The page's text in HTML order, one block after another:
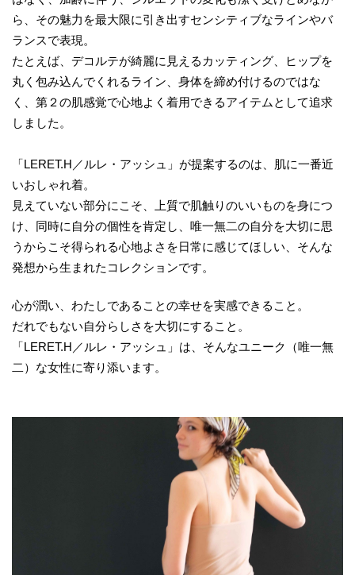
ら、その魅力を最大限に引き出すセンシティブなラインやバ
ランスで表現。
たとえば、デコルテが綺麗に見えるカッティング、ヒップを
丸く包み込んでくれるライン、身体を締め付けるのではな
く、第２の肌感覚で心地よく着用できるアイテムとして追求
しました。
「LERET.H／ルレ・アッシュ」が提案するのは、肌に一番近
いおしゃれ着。
見えていない部分にこそ、上質で肌触りのいいものを身につ
け、同時に自分の個性を肯定し、唯一無二の自分を大切に思
うからこそ得られる心地よさを日常に感じてほしい、そんな
発想から生まれたコレクションです。
心が潤い、わたしであることの幸せを実感できること。
だれでもない自分らしさを大切にすること。
「LERET.H／ルレ・アッシュ」は、そんなユニーク（唯一無
二）な女性に寄り添います。